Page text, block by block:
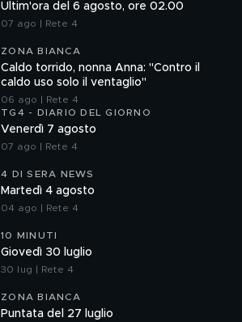
Ultim'ora del 6 agosto, ore 02.00
07 ago | Rete 4
ZONA BIANCA
Caldo torrido, nonna Anna: "Contro il
caldo uso solo il ventaglio"
06 ago | Rete 4
TG4 - DIARIO DEL GIORNO
Venerdì 7 agosto
07 ago | Rete 4
4 DI SERA NEWS
Martedì 4 agosto
04 ago | Rete 4
10 MINUTI
Giovedì 30 luglio
30 lug | Rete 4
ZONA BIANCA
Puntata del 27 luglio